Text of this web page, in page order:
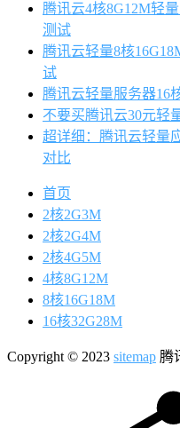
腾讯云4核8G12M轻
测试
腾讯云轻量8核
试
腾讯云轻量服务器16
不要买腾讯云30元轻
超详细：腾讯云轻量
对比
首页
2核2G3M
2核2G4M
2核4G5M
4核8G12M
8核16G18M
16核32G28M
Copyright © 2023 sitemap 腾